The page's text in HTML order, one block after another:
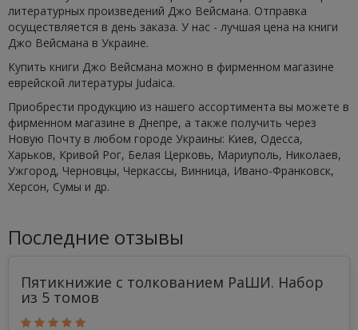
литературных произведений Джо Вейсмана. Отправка
осуществляется в день заказа. У нас - лучшая цена на книги
Джо Вейсмана в Украине.
Купить книги Джо Вейсмана можно в фирменном магазине
еврейской литературы Judaica.
Приобрести продукцию из нашего ассортимента вы можете в
фирменном магазине в Днепре, а также получить через
Новую Почту в любом городе Украины: Киев, Одесса,
Харьков, Кривой Рог, Белая Церковь, Мариуполь, Николаев,
Ужгород, Черновцы, Черкассы, Винница, Ивано-Франковск,
Херсон, Сумы и др.
Последние отзывы
Пятикнижие с толкованием РаШИ. Набор
из 5 томов